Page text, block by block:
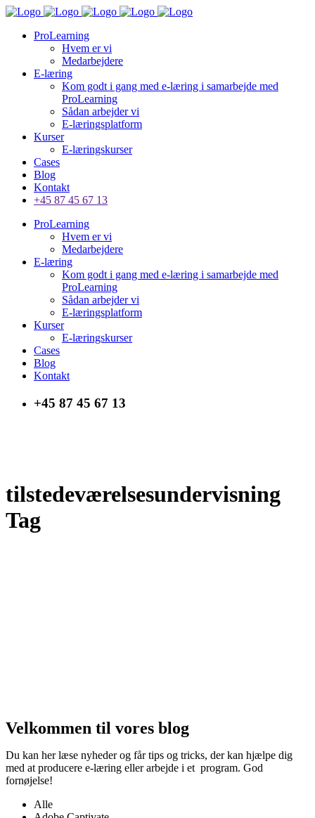
ProLearning
Hvem er vi
Medarbejdere
E-læring
Kom godt i gang med e-læring i samarbejde med
ProLearning
Sådan arbejder vi
E-læringsplatform
Kurser
E-læringskurser
Cases
Blog
Kontakt
+45 87 45 67 13
ProLearning
Hvem er vi
Medarbejdere
E-læring
Kom godt i gang med e-læring i samarbejde med
ProLearning
Sådan arbejder vi
E-læringsplatform
Kurser
E-læringskurser
Cases
Blog
Kontakt
+45 87 45 67 13
tilstedeværelsesundervisning
Tag
Velkommen til vores blog
Du kan her læse nyheder og får tips og tricks, der kan hjælpe dig
med at producere e-læring eller arbejde i et program. God
fornøjelse!
Alle